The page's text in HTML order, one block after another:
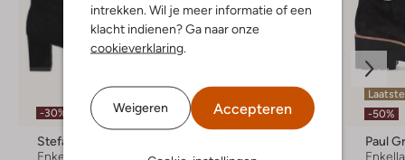
intrekken. Wil je meer informatie of een
klacht indienen? Ga naar onze
cookieverklaring
Weigeren Accepteren
-30%
Stefano Lauran
Enkellaarsjes
-30%
Enkellaarsjes
-50%
Paul